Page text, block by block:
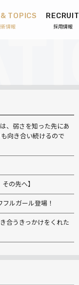
TOPICS
新情報
RECRUIT
採用情報
、弱さを知った先にあ
向き合い続けるので
その先へ】
ルガール登場！
合うきっかけをくれた